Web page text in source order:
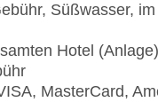
Süßwasser,
Hotel
MasterCard,